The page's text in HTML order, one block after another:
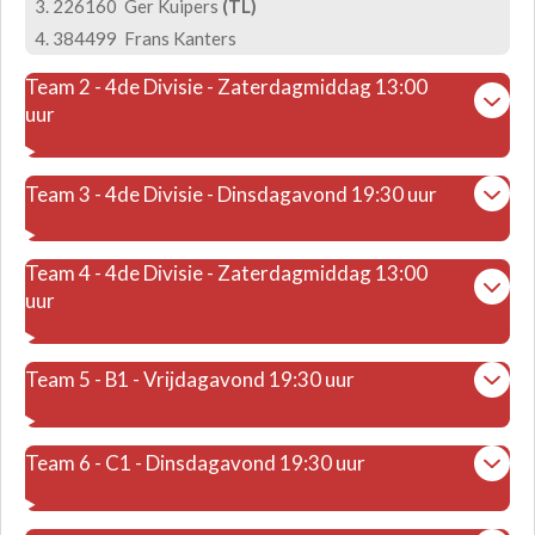
226160 Ger Kuipers (TL)
384499 Frans Kanters
Team 2 - 4de Divisie - Zaterdagmiddag 13:00
uur
Team 3 - 4de Divisie - Dinsdagavond 19:30 uur
Team 4 - 4de Divisie - Zaterdagmiddag 13:00
uur
Team 5 - B1 - Vrijdagavond 19:30 uur
Team 6 - C1 - Dinsdagavond 19:30 uur